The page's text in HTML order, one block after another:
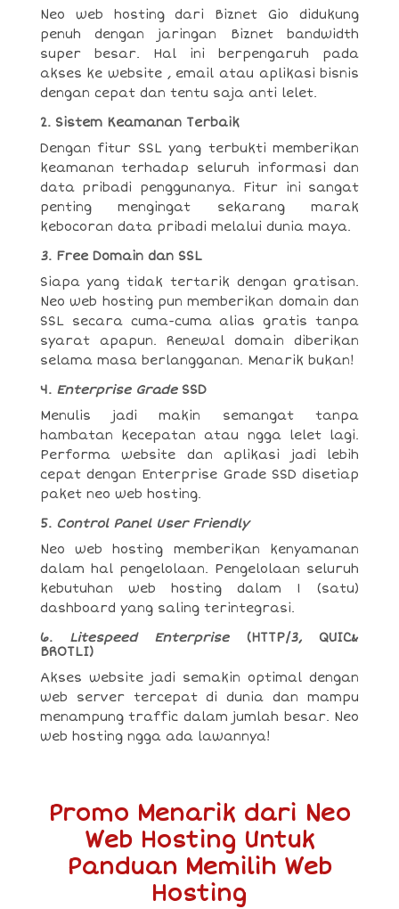
Neo web hosting dari Biznet Gio didukung
penuh dengan jaringan Biznet bandwidth
super besar. Hal ini berpengaruh pada
akses ke website , email atau aplikasi bisnis
dengan cepat dan tentu saja anti lelet.
2. Sistem Keamanan Terbaik
Dengan fitur SSL yang terbukti memberikan
keamanan terhadap seluruh informasi dan
data pribadi penggunanya. Fitur ini sangat
penting mengingat sekarang marak
kebocoran data pribadi melalui dunia maya.
3. Free Domain dan SSL
Siapa yang tidak tertarik dengan gratisan.
Neo web hosting pun memberikan domain dan
SSL secara cuma-cuma alias gratis tanpa
syarat apapun. Renewal domain diberikan
selama masa berlangganan. Menarik bukan!
4. Enterprise GradeSSD
Menulis jadi makin semangat tanpa
hambatan kecepatan atau ngga lelet lagi.
Performa website dan aplikasi jadi lebih
cepat dengan Enterprise Grade SSD disetiap
paket neo web hosting.
5. Control Panel User Friendly
Neo web hosting memberikan kenyamanan
dalam hal pengelolaan. Pengelolaan seluruh
kebutuhan web hosting dalam 1 (satu)
dashboard yang saling terintegrasi.
6. Litespeed Enterprise(HTTP/3, QUIC&
BROTLI)
Akses website jadi semakin optimal dengan
web server tercepat di dunia dan mampu
menampung traffic dalam jumlah besar. Neo
web hosting ngga ada lawannya!
Promo Menarik dari Neo
Web Hosting Untuk
Panduan Memilih Web
Hosting